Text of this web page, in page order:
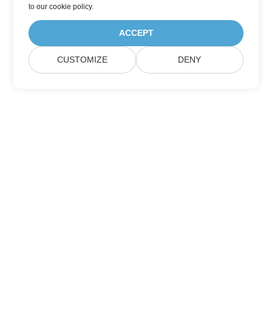
toour cookie policy.
ACCEPT
CUSTOMIZE DENY